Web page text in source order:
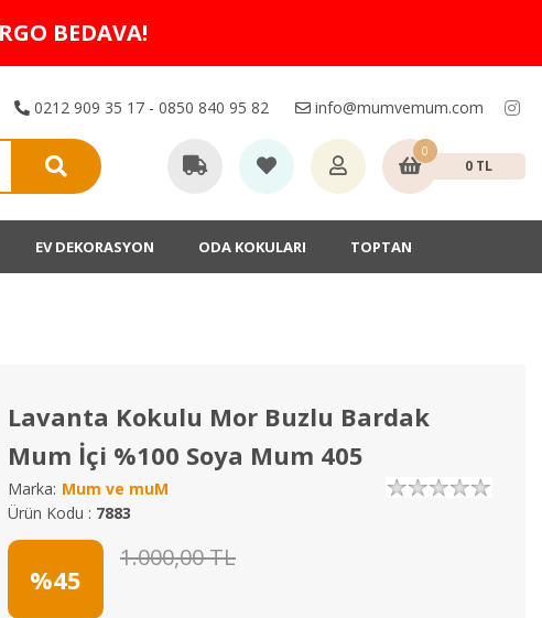
BEDAVA!
0212 909 35 17 - 0850 840 95 82 info@mumvemum.com
0
0 TL
EV DEKORASYON ODA KOKULARI TOPTAN
Lavanta Kokulu Mor Buzlu Bardak
Mum İçi %100 Soya Mum 405
Marka: Mum ve muM
Ürün Kodu : 7883
%45
1.000,00 TL